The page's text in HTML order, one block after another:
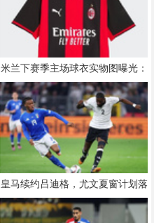
米兰下赛季主场球衣实物图曝光：
回归传统，灵感来自98-99赛季战
袍
皇马续约吕迪格，尤文夏窗计划落
空